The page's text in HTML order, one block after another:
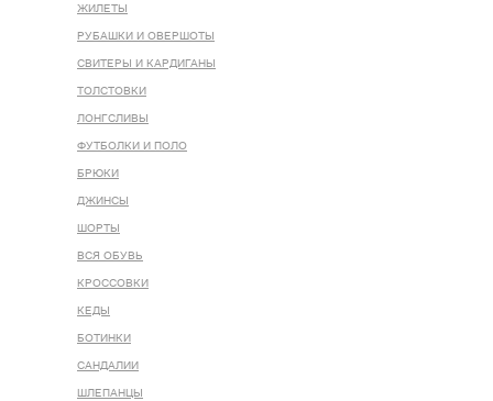
ЖИЛЕТЫ
РУБАШКИ И ОВЕРШОТЫ
СВИТЕРЫ И КАРДИГАНЫ
ТОЛСТОВКИ
ЛОНГСЛИВЫ
ФУТБОЛКИ И ПОЛО
БРЮКИ
ДЖИНСЫ
ШОРТЫ
ВСЯ ОБУВЬ
КРОССОВКИ
КЕДЫ
БОТИНКИ
САНДАЛИИ
ШЛЕПАНЦЫ